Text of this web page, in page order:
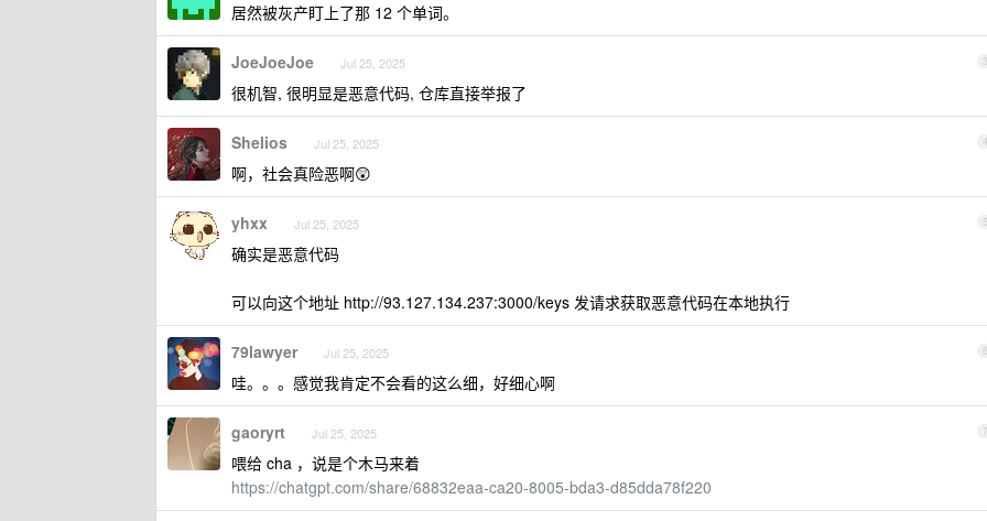
居然被灰产盯上了那 12 个单词。
3
JoeJoeJoe Jul 25, 2025
很机智, 很明显是恶意代码, 仓库直接举报了
4
Shelios Jul 25, 2025
啊，社会真险恶啊😲
5
yhxx Jul 25, 2025
确实是恶意代码
可以向这个地址 http://93.127.134.237:3000/keys 发请求获取恶意代码在本地执行
6
79lawyer Jul 25, 2025
哇。。。感觉我肯定不会看的这么细，好细心啊
7
gaoryrt Jul 25, 2025
喂给 cha ，说是个木马来着
https://chatgpt.com/share/68832eaa-ca20-8005-bda3-d85dda78f220